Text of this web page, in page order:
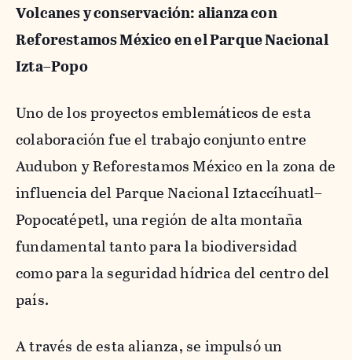
Volcanes y conservación: alianza con
Reforestamos México en el Parque Nacional
Izta–Popo
Uno de los proyectos emblemáticos de esta
colaboración fue el trabajo conjunto entre
Audubon y Reforestamos México en la zona de
influencia del Parque Nacional Iztaccíhuatl–
Popocatépetl, una región de alta montaña
fundamental tanto para la biodiversidad
como para la seguridad hídrica del centro del
país.
A través de esta alianza, se impulsó un